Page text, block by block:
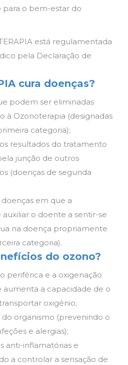
para o bem-estar do
está regulamentada
pela Declaração de
cura doenças?
podem ser eliminadas
à Ozonoterapia (designadas
categoria);
resultados do tratamento
junção de outros
(doenças de segunda
em que a
o doente a sentir-se
na doença propriamente
categoria).
do ozono?
periférica e a oxigenação
aumenta a capacidade de o
oxigénio;
do organismo (prevenindo o
e alergias);
anti-inflamatórias e
a controlar a sensação de